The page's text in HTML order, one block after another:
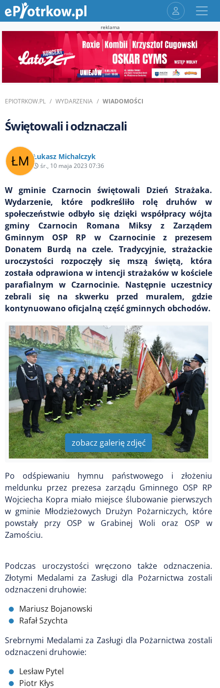
reklama
EPIOTRKOW.PL WYDARZENIA WIADOMOŚCI
Świętowali i odznaczali
Łukasz Michalczyk
śr., 10 maja 2023 07:36
W gminie Czarnocin świętowali Dzień Strażaka.
Wydarzenie, które podkreśliło rolę druhów w
społeczeństwie odbyło się dzięki współpracy wójta
gminy Czarnocin Romana Miksy z Zarządem
Gminnym OSP RP w Czarnocinie z prezesem
Donatem Burdą na czele. Tradycyjnie, strażackie
uroczystości rozpoczęły się mszą świętą, która
została odprawiona w intencji strażaków w kościele
parafialnym w Czarnocinie. Następnie uczestnicy
zebrali się na skwerku przed muralem, gdzie
kontynuowano oficjalną część gminnych obchodów.
zobacz galerię zdjęć
Po odśpiewaniu hymnu państwowego i złożeniu
meldunku przez prezesa zarządu Gminnego OSP RP
Wojciecha Kopra miało miejsce ślubowanie pierwszych
w gminie Młodzieżowych Drużyn Pożarniczych, które
powstały przy OSP w Grabinej Woli oraz OSP w
Zamościu.
Podczas uroczystości wręczono także odznaczenia.
Złotymi Medalami za Zasługi dla Pożarnictwa zostali
odznaczeni druhowie:
Mariusz Bojanowski
Rafał Szychta
Srebrnymi Medalami za Zasługi dla Pożarnictwa zostali
odznaczeni druhowie:
Lesław Pytel
Piotr Kłys